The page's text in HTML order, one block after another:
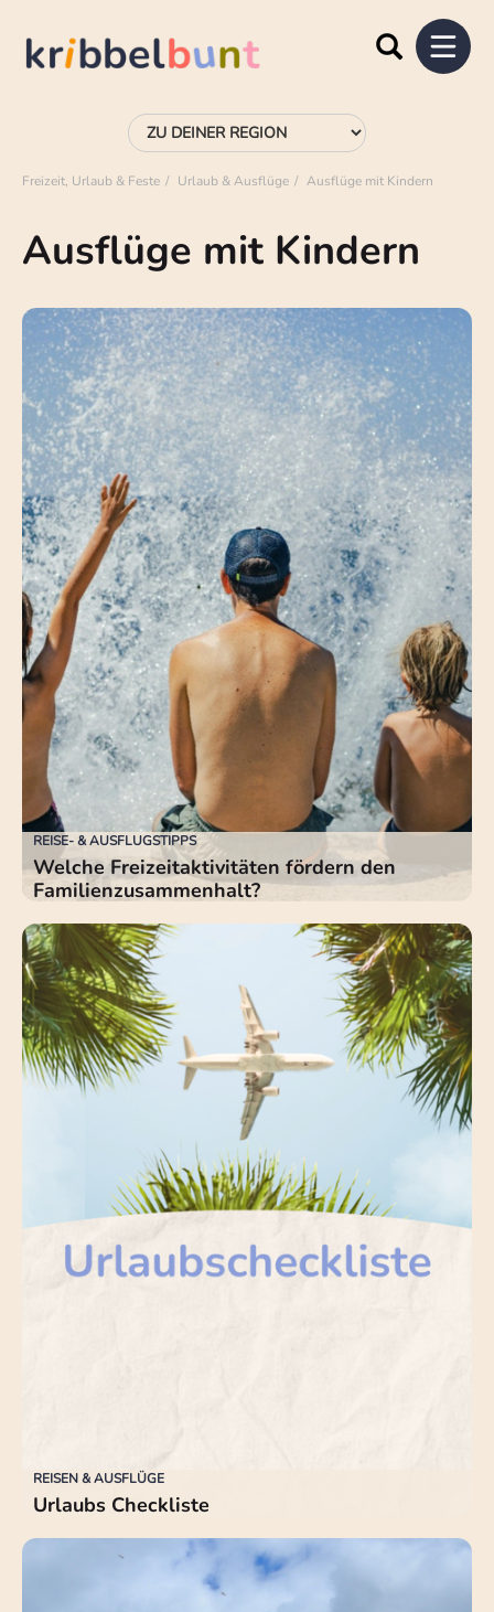
Freizeit, Urlaub & Feste Urlaub & Ausflüge Ausflüge mit Kindern
Ausflüge mit Kindern
REISE- & AUSFLUGSTIPPS
Welche Freizeitaktivitäten fördern den
Familienzusammenhalt?
REISEN & AUSFLÜGE
Urlaubs Checkliste